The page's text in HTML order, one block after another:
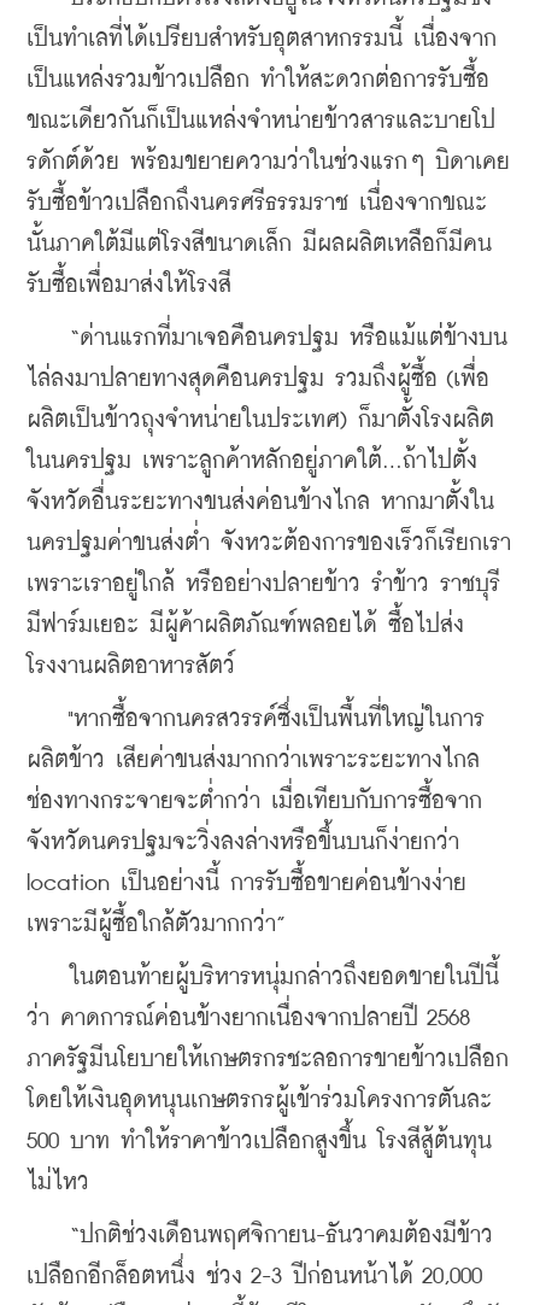
เป็นทำเลที่ได้เปรียบสำหรับอุตสาหกรรมนี้ เนื่องจาก
เป็นแหล่งรวมข้าวเปลือก ทำให้สะดวกต่อการรับซื้อ
ขณะเดียวกันก็เป็นแหล่งจำหน่ายข้าวสารและบายโป
รดักต์ด้วย พร้อมขยายความว่าในช่วงแรกๆ บิดาเคย
รับซื้อข้าวเปลือกถึงนครศรีธรรมราช เนื่องจากขณะ
นั้นภาคใต้มีแต่โรงสีขนาดเล็ก มีผลผลิตเหลือก็มีคน
รับซื้อเพื่อมาส่งให้โรงสี
“ด่านแรกที่มาเจอคือนครปฐม หรือแม้แต่ข้างบน
ไล่ลงมาปลายทางสุดคือนครปฐม รวมถึงผู้ซื้อ (เพื่อ
ผลิตเป็นข้าวถุงจำหน่ายในประเทศ) ก็มาตั้งโรงผลิต
ในนครปฐม เพราะลูกค้าหลักอยู่ภาคใต้...ถ้าไปตั้ง
จังหวัดอื่นระยะทางขนส่งค่อนข้างไกล หากมาตั้งใน
นครปฐมค่าขนส่งต่ำ จังหวะต้องการของเร็วก็เรียกเรา
เพราะเราอยู่ใกล้ หรืออย่างปลายข้าว รำข้าว ราชบุรี
มีฟาร์มเยอะ มีผู้ค้าผลิตภัณฑ์พลอยได้ ซื้อไปส่ง
โรงงานผลิตอาหารสัตว์
"หากซื้อจากนครสวรรค์ซึ่งเป็นพื้นที่ใหญ่ในการ
ผลิตข้าว เสียค่าขนส่งมากกว่าเพราะระยะทางไกล
ช่องทางกระจายจะต่ำกว่า เมื่อเทียบกับการซื้อจาก
จังหวัดนครปฐมจะวิ่งลงล่างหรือขึ้นบนก็ง่ายกว่า
location เป็นอย่างนี้ การรับซื้อขายค่อนข้างง่าย
เพราะมีผู้ซื้อใกล้ตัวมากกว่า”
ในตอนท้ายผู้บริหารหนุ่มกล่าวถึงยอดขายในปีนี้
ว่า คาดการณ์ค่อนข้างยากเนื่องจากปลายปี 2568
ภาครัฐมีนโยบายให้เกษตรกรชะลอการขายข้าวเปลือก
โดยให้เงินอุดหนุนเกษตรกรผู้เข้าร่วมโครงการตันละ
500 บาท ทำให้ราคาข้าวเปลือกสูงขึ้น โรงสีสู้ต้นทุน
ไม่ไหว
“ปกติช่วงเดือนพฤศจิกายน-ธันวาคมต้องมีข้าว
เปลือกอีกล็อตหนึ่ง ช่วง 2-3 ปีก่อนหน้าได้ 20,000